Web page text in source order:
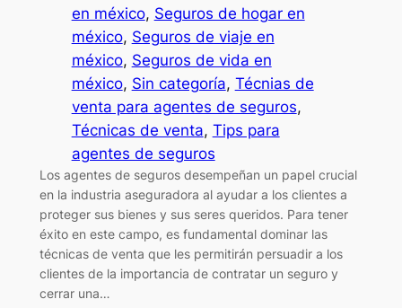
en méxico, Seguros de hogar en
méxico, Seguros de viaje en
méxico, Seguros de vida en
méxico, Sin categoría, Técnias de
venta para agentes de seguros
Técnicas de venta, Tips para
agentes de seguros
Los agentes de seguros desempeñan un papel crucial
en la industria aseguradora al ayudar a los clientes a
proteger sus bienes y sus seres queridos. Para tener
éxito en este campo, es fundamental dominar las
técnicas de venta que les permitirán persuadir a los
clientes de la importancia de contratar un seguro y
cerrar una…